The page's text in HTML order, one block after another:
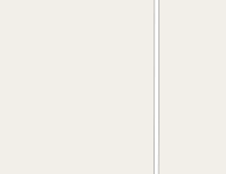
Lớn Quận